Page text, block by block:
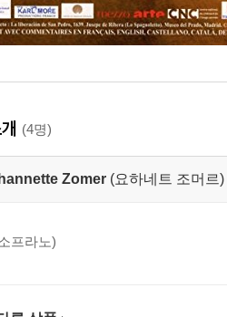
(4명)
Zomer (요하네트 조머르)
프라노)